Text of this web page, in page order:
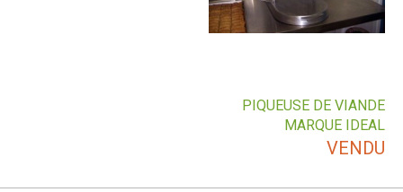
PIQUEUSE DE VIANDE
MARQUE IDEAL
VENDU